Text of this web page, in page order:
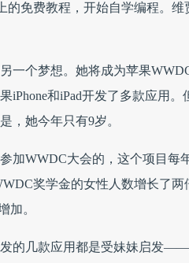
的免费教程，开始自学编程。
一个梦想。她将成为苹果
iPhone和iPad开发了多款应用
，她今年只有9岁。
加WWDC大会的，这个项目每
奖学金的女性人数增长了
加。
的几款应用都是受妹妹启发